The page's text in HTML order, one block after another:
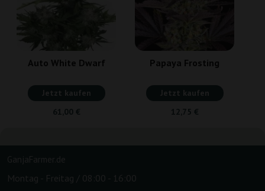
Auto White Dwarf
Jetzt kaufen
61,00 €
Papaya Frosting
Jetzt kaufen
12,75 €
GanjaFarmer.de
Montag - Freitag / 08:00 - 16:00